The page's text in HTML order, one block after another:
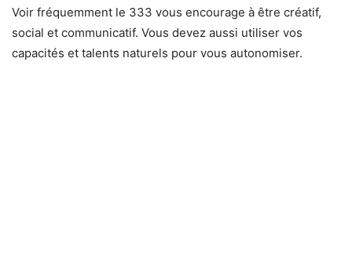
Voir fréquemment le 333 vous encourage à être créatif,
social et communicatif. Vous devez aussi utiliser vos
capacités et talents naturels pour vous autonomiser.